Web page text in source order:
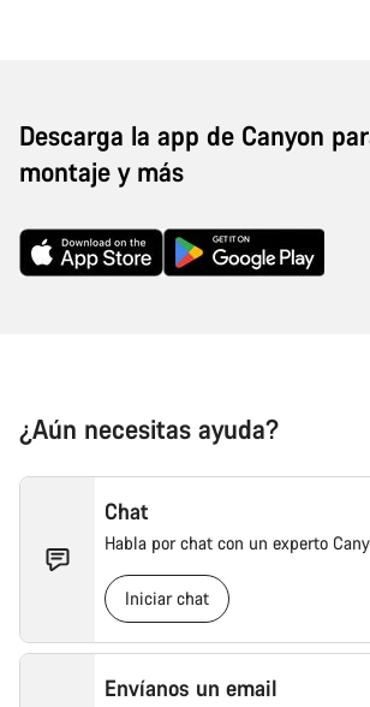
Descarga la app de Canyon
montaje y más
¿Aún necesitas ayuda?
Chat
Habla por chat con un experto
Iniciar chat
Envíanos un email